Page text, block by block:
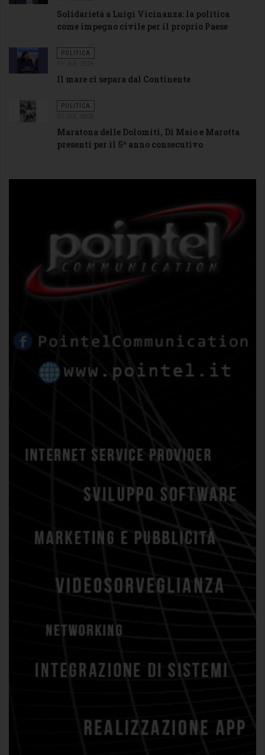
Solidarietà a Luigi Vicinanza: la politica
come impegno civile per il proprio Paese
POLITICA
Il mare ci separa dal Continente
POLITICA
Maratona delle Dolomiti, Di Maio e Marotta
presenti per il 5^ anno consecutivo